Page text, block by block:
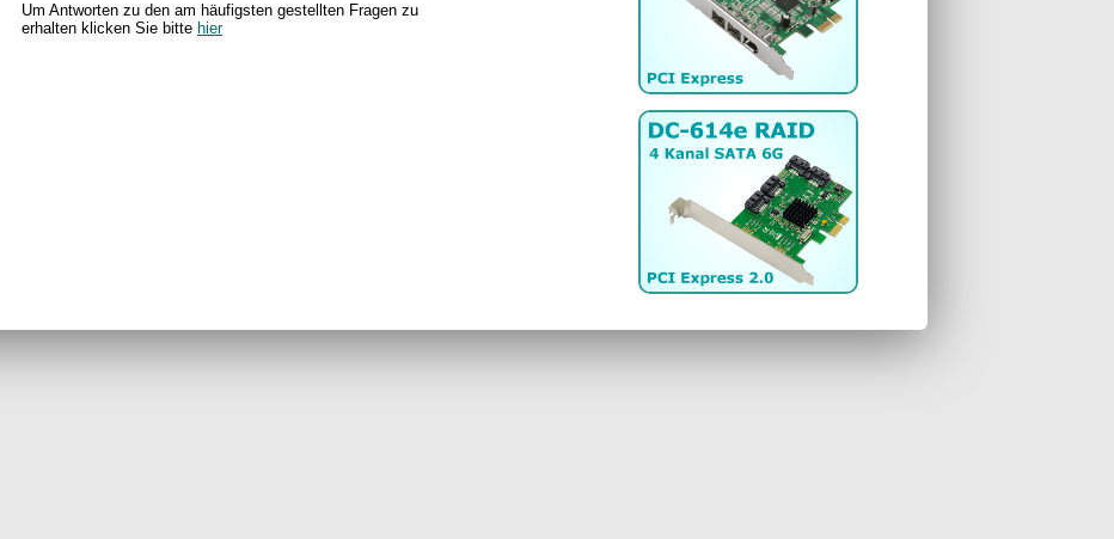
Um Antworten zu den am häufigsten gestellten Fragen zu
erhalten klicken Sie bitte hier